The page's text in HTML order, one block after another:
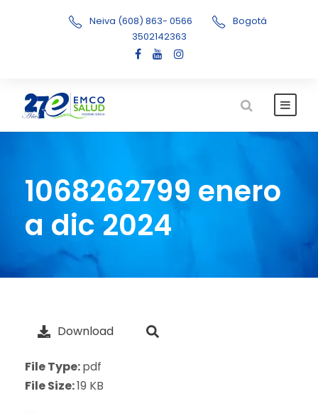
Neiva (608) 863- 0566
Bogotá
3502142363
1068262799 enero
a dic 2024
Download
File Type:pdf
File Size:19 KB